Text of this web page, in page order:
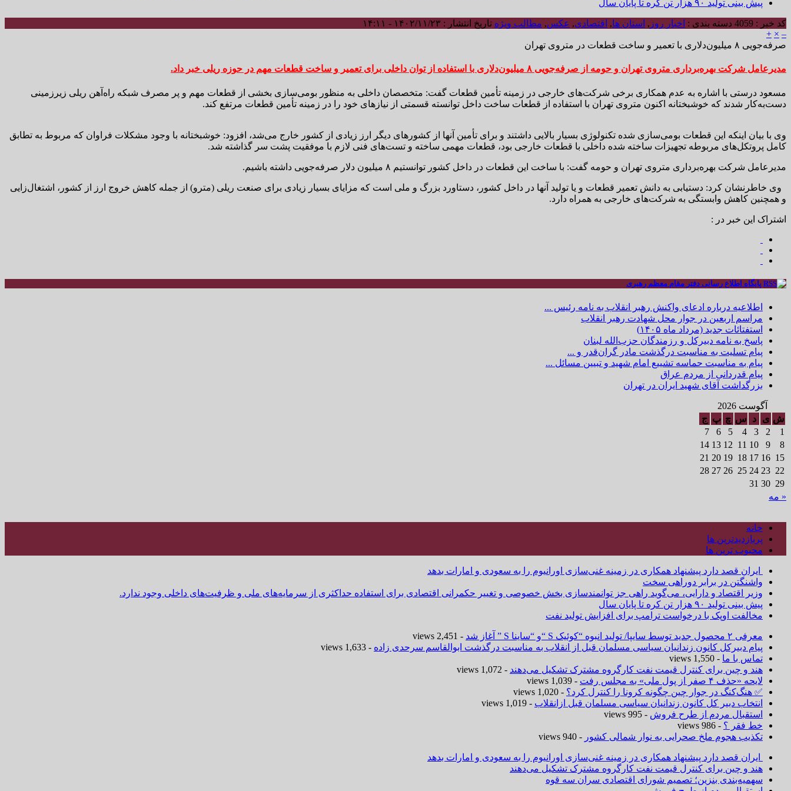
پیش بینی تولید ۹۰ هزار تن کره تا پایان سال
کد خبر : 4059 دسته بندی : اخبار روز , استان ها, اقتصادی, عکس, مطالب ویژه تاریخ انتشار : ۱۴۰۲/۱۱/۲۳ - ۱۴:۱۱
–
×
+
صرفه‌جویی ۸ میلیون‌دلاری با تعمیر و ساخت قطعات در متروی تهران
مدیرعامل شرکت بهره‌برداری متروی تهران و حومه از صرفه‌جویی ۸ میلیون‌دلاری با استفاده از توان داخلی برای تعمیر و ساخت قطعات مهم در حوزه ریلی خبر داد.
مسعود درستی با اشاره به عدم همکاری برخی شرکت‌های خارجی در زمینه تأمین قطعات گفت: متخصصان داخلی به منظور بومی‌سازی بخشی از قطعات مهم و پر مصرف شبکه راه‌آهن ریلی زیرزمینی
دست‌به‌کار شدند که خوشبختانه اکنون متروی تهران با استفاده از قطعات ساخت داخل توانسته قسمتی از نیازهای خود را در زمینه تأمین قطعات مرتفع کند.
وی با بیان اینکه این قطعات بومی‌سازی شده تکنولوژی بسیار بالایی داشتند و برای تأمین آنها از کشورهای دیگر ارز زیادی از کشور خارج می‌شد، افزود: خوشبختانه با وجود مشکلات فراوان که مربوط به تطابق
کامل پروتکل‌های مربوطه تجهیزات ساخته شده داخلی با قطعات خارجی بود، قطعات مهمی ساخته و تست‌های فنی لازم با موفقیت پشت سر گذاشته شد.
مدیرعامل شرکت بهره‌برداری متروی تهران و حومه گفت: با ساخت این قطعات در داخل کشور توانستیم ۸ میلیون دلار صرفه‌جویی داشته باشیم.
وی خاطرنشان کرد: دستیابی به دانش تعمیر قطعات و یا تولید آنها در داخل کشور، دستاورد بزرگ و ملی است که مزایای بسیار زیادی برای صنعت ریلی (مترو) از جمله کاهش خروج ارز از کشور، اشتغال‌زایی
و همچنین کاهش وابستگی به شرکت‌های خارجی به همراه دارد.
اشتراک این خبر در :
پایگاه اطلاع رسانی دفتر مقام معظم رهبری
اطلاعیه درباره ادعای واکنش رهبر انقلاب به نامه رئیس ...
مراسم اربعین در جوار محل شهادت رهبر انقلاب
استفتائات جدید (مرداد ماه ۱۴۰۵)
پاسخ به نامه دبیرکل و رزمندگان حزب‌الله لبنان
پیام تسلیت به مناسبت درگذشت مادر گران‌قدر و ...
پیام به مناسبت حماسه تشییع امام شهید و تبیین مسائل ...
پیام قدردانی از مردم عراق
بزرگداشت آقای شهید ایران در تهران
آگوست 2026
ش ی د س چ پ ج
1
2
3
4
5
6
7
8
9
10
11
12
13
14
15
16
17
18
19
20
21
22
23
24
25
26
27
28
29
30
31
« مه
خانه
پربازدیدترین ها
محبوب ترین ها
ایران قصد دارد پیشنهاد همکاری در زمینه غنی‌سازی اورانیوم را به سعودی و امارات بدهد
واشنگتن در برابر دوراهی سخت
وزیر اقتصاد و دارایی، می‌گوید راهی جز توانمندسازی بخش خصوصی و تغییر حکمرانی اقتصادی برای استفاده حداکثری از سرمایه‌های ملی و ظرفیت‌های داخلی وجود ندارد.
پیش بینی تولید ۹۰ هزار تن کره تا پایان سال
مخالفت اوپک با درخواست ترامپ برای افزایش تولید نفت
معرفی ۲ محصول جدید توسط سایپا/ تولید انبوه “کوئیک S “و “ساینا S ” آغاز شد
- 2,451 views
پیام دبیرکل کانون زندانیان سیاسی مسلمان قبل از انقلاب به مناسبت درگذشت ابوالقاسم سرحدی زاده - 1,633 views
تماس با ما - 1,550 views
هند و چین برای کنترل قیمت نفت کارگروه مشترک تشکیل می‌دهند - 1,072 views
لایحه «حذف ۴ صفر از پول ملی» به مجلس رفت
- 1,039 views
✅ هنگ‌کنگ در جوار چین چگونه کرونا را کنترل کرد؟ - 1,020 views
انتخاب دبیر کل کانون زندانیان سیاسی مسلمان قبل ازانقلاب - 1,019 views
استقبال مردم از طرح فروش - 995 views
خط فقر ؟ - 986 views
تکذیب هجوم ملخ صحرایی به نوار شمالی کشور - 940 views
ایران قصد دارد پیشنهاد همکاری در زمینه غنی‌سازی اورانیوم را به سعودی و امارات بدهد
هند و چین برای کنترل قیمت نفت کارگروه مشترک تشکیل می‌دهند
سهمیه‌بندی بنزین؛ تصمیم شورای اقتصادی سران سه قوه